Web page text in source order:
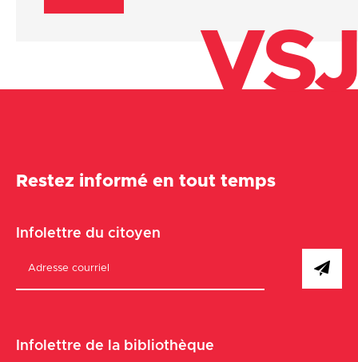
VSJ
Restez informé en tout temps
Infolettre du citoyen
Infolettre de la bibliothèque